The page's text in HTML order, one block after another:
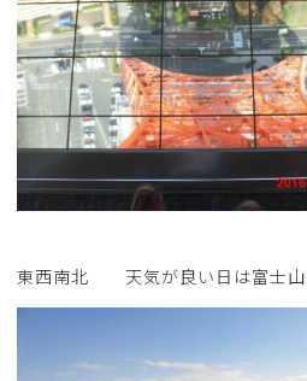
東西南北 天気が良い日は富士山